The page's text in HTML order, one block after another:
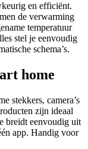
en efficiënt.
de verwarming
temperatuur
stel je eenvoudig
schema’s.
home
stekkers, camera’s
zijn ideaal
breidt eenvoudig uit
app. Handig voor